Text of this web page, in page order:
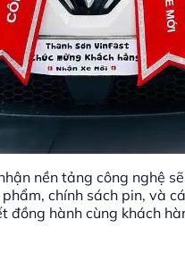
nền tảng công nghệ
chính sách pin, và
đồng hành cùng khách